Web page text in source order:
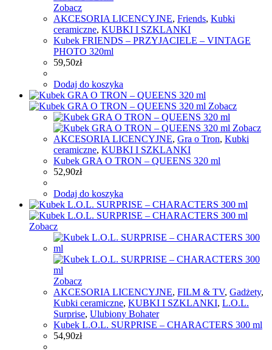
Zobacz
AKCESORIA LICENCYJNE, Friends, Kubki
ceramiczne, KUBKI I SZKLANKI
Kubek FRIENDS – PRZYJACIELE – VINTAGE
PHOTO 320ml
59,50zł
Dodaj do koszyka
Zobacz
Zobacz
AKCESORIA LICENCYJNE, Gra o Tron, Kubki
ceramiczne, KUBKI I SZKLANKI
Kubek GRA O TRON – QUEENS 320 ml
52,90zł
Dodaj do koszyka
Zobacz
Zobacz
AKCESORIA LICENCYJNE, FILM & TV, Gadżety,
Kubki ceramiczne, KUBKI I SZKLANKI, L.O.L.
Surprise, Ulubiony Bohater
Kubek L.O.L. SURPRISE – CHARACTERS 300 ml
54,90zł